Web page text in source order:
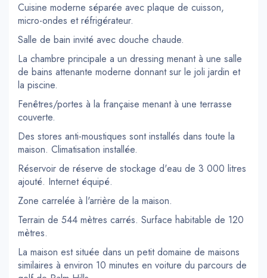
Cuisine moderne séparée avec plaque de cuisson,
micro-ondes et réfrigérateur.
Salle de bain invité avec douche chaude.
La chambre principale a un dressing menant à une salle
de bains attenante moderne donnant sur le joli jardin et
la piscine.
Fenêtres/portes à la française menant à une terrasse
couverte.
Des stores anti-moustiques sont installés dans toute la
maison. Climatisation installée.
Réservoir de réserve de stockage d'eau de 3 000 litres
ajouté. Internet équipé.
Zone carrelée à l'arrière de la maison.
Terrain de 544 mètres carrés. Surface habitable de 120
mètres.
La maison est située dans un petit domaine de maisons
similaires à environ 10 minutes en voiture du parcours de